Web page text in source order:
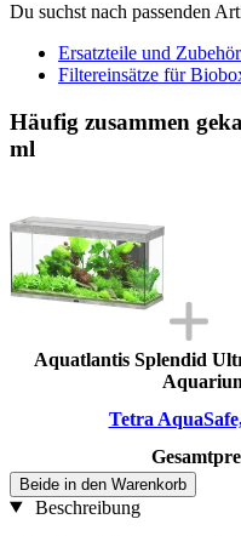
Du suchst nach passenden
Ersatzteile und
Filtereinsätze für
Häufig zusammen
ml
Aquatlantis Splendid
Tetra
Beide in den Warenkorb
Beschreibung